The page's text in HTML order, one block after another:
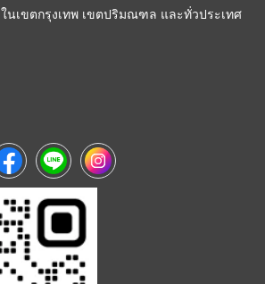
นเขตกรุงเทพ เขตปริมณฑล และทั่วประเทศ